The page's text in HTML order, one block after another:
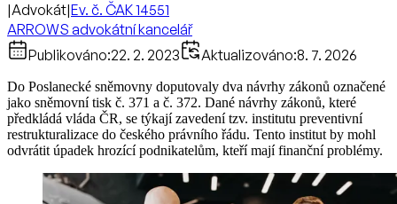
|Advokát|Ev. č. ČAK 14551
ARROWS advokátní kancelář
Publikováno:22. 2. 2023 Aktualizováno:8. 7. 2026
Do Poslanecké sněmovny doputovaly dva návrhy zákonů označené
jako sněmovní tisk č. 371 a č. 372. Dané návrhy zákonů, které
předkládá vláda ČR, se týkají zavedení tzv. institutu preventivní
restrukturalizace do českého právního řádu. Tento institut by mohl
odvrátit úpadek hrozící podnikatelům, kteří mají finanční problémy.